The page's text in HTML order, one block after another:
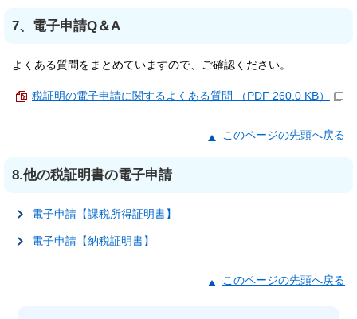
7、電子申請Q＆A
よくある質問をまとめていますので、ご確認ください。
税証明の電子申請に関するよくある質問 （PDF 260.0 KB）
このページの先頭へ戻る
8.他の税証明書の電子申請
電子申請【課税所得証明書】
電子申請【納税証明書】
このページの先頭へ戻る